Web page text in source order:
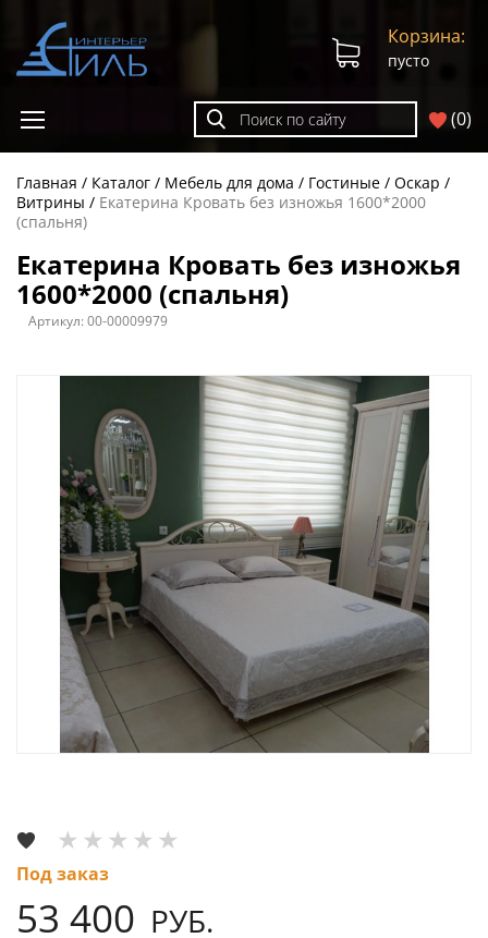
(0)
Корзина:
пусто
Главная Каталог Мебель для дома Гостиные
Оскар
Витрины
Екатерина Кровать без изножья 1600*2000
(спальня)
Екатерина Кровать без изножья
1600*2000 (спальня)
Артикул:00-00009979
Под заказ
53 400 РУБ.